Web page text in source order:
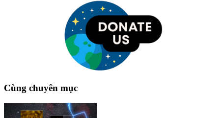
Cùng chuyên mục